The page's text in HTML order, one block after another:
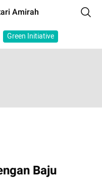
Amirah
Green Initiative
Baju